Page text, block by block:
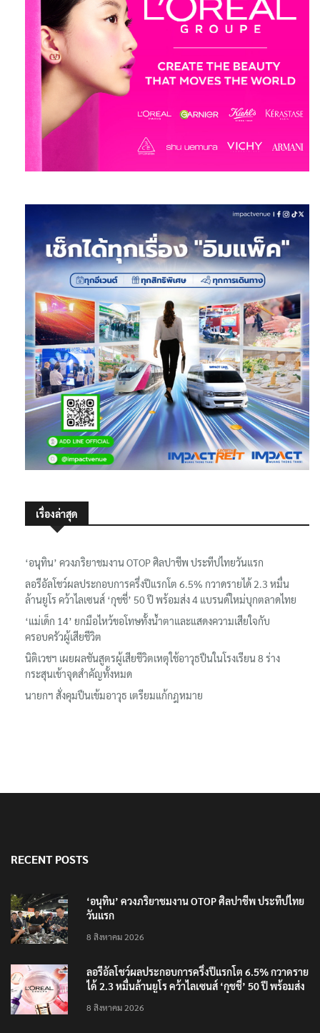
เรื่องล่าสุด
‘อนุทิน’ ควงภริยาชมงาน OTOP ศิลปาชีพ ประทีปไทยวันแรก
ลอรีอัลโชว์ผลประกอบการครึ่งปีแรกโต 6.5% กวาดรายได้ 2.3 หมื่น
ล้านยูโร คว้าไลเซนส์ ‘กุชชี่’ 50 ปี พร้อมส่ง 4 แบรนด์ใหม่บุกตลาดไทย
‘แม่เด็ก 14’ ยกมือไหว้ขอโทษทั้งน้ำตาและแสดงความเสียใจกับ
ครอบครัวผู้เสียชีวิต
นิติเวชฯ เผยผลชันสูตรผู้เสียชีวิตเหตุใช้อาวุธปืนในโรงเรียน 8 ร่าง
กระสุนเข้าจุดสำคัญทั้งหมด
นายกฯ สั่งคุมปืนเข้มอาวุธ เตรียมแก้กฎหมาย
RECENT POSTS
‘อนุทิน’ ควงภริยาชมงาน OTOP ศิลปาชีพ ประทีปไทย
วันแรก
8 สิงหาคม 2026
ลอรีอัลโชว์ผลประกอบการครึ่งปีแรกโต 6.5% กวาดราย
ได้ 2.3 หมื่นล้านยูโร คว้าไลเซนส์ ‘กุชชี่’ 50 ปี พร้อมส่ง
8 สิงหาคม 2026